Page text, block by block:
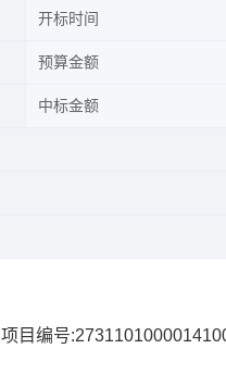
开标时间
预算金额
中标金额
项目编号: